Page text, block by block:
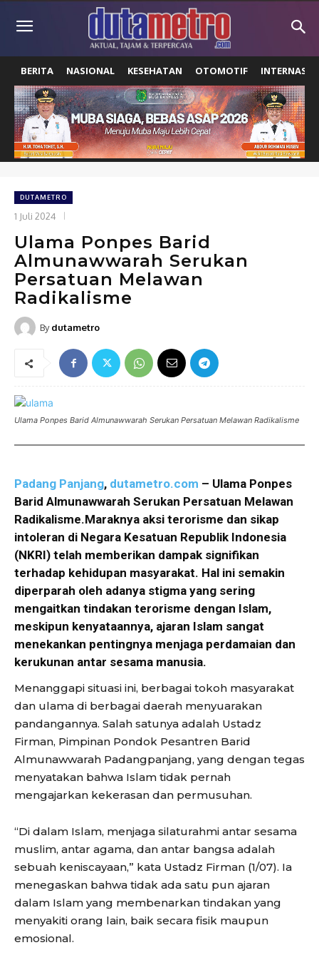
BERITA NASIONAL KESEHATAN OTOMOTIF
DUTAMETRO
1 Juli 2024
Ulama Ponpes Barid
Almunawwarah Serukan
Persatuan Melawan
Radikalisme
By dutametro
Ulama Ponpes Barid Almunawwarah Serukan Persatuan Melawan Radikalisme
Padang Panjang, dutametro.com – Ulama Ponpes
Barid Almunawwarah Serukan Persatuan Melawan
Radikalisme.Maraknya aksi terorisme dan sikap
intoleran di Negara Kesatuan Republik Indonesia
(NKRI) telah memberikan dampak signifikan
terhadap kehidupan masyarakat. Hal ini semakin
diperparah oleh adanya stigma yang sering
mengaitkan tindakan terorisme dengan Islam,
meskipun kenyataannya, ajaran Islam sangat
menekankan pentingnya menjaga perdamaian dan
kerukunan antar sesama manusia.
Menanggapi situasi ini, berbagai tokoh masyarakat
dan ulama di berbagai daerah menyuarakan
pandangannya. Salah satunya adalah Ustadz
Firman, Pimpinan Pondok Pesantren Barid
Almunawwarah Padangpanjang, yang dengan tegas
menyatakan bahwa Islam tidak pernah
mengajarkan kekerasan dan permusuhan.
“Di dalam Islam, menjaga silaturahmi antar sesama
muslim, antar agama, dan antar bangsa adalah
sebuah keniscayaan,” kata Ustadz Firman (1/07). Ia
menegaskan bahwa tidak ada satu pun ajaran
dalam Islam yang membenarkan tindakan yang
menyakiti orang lain, baik secara fisik maupun
emosional.